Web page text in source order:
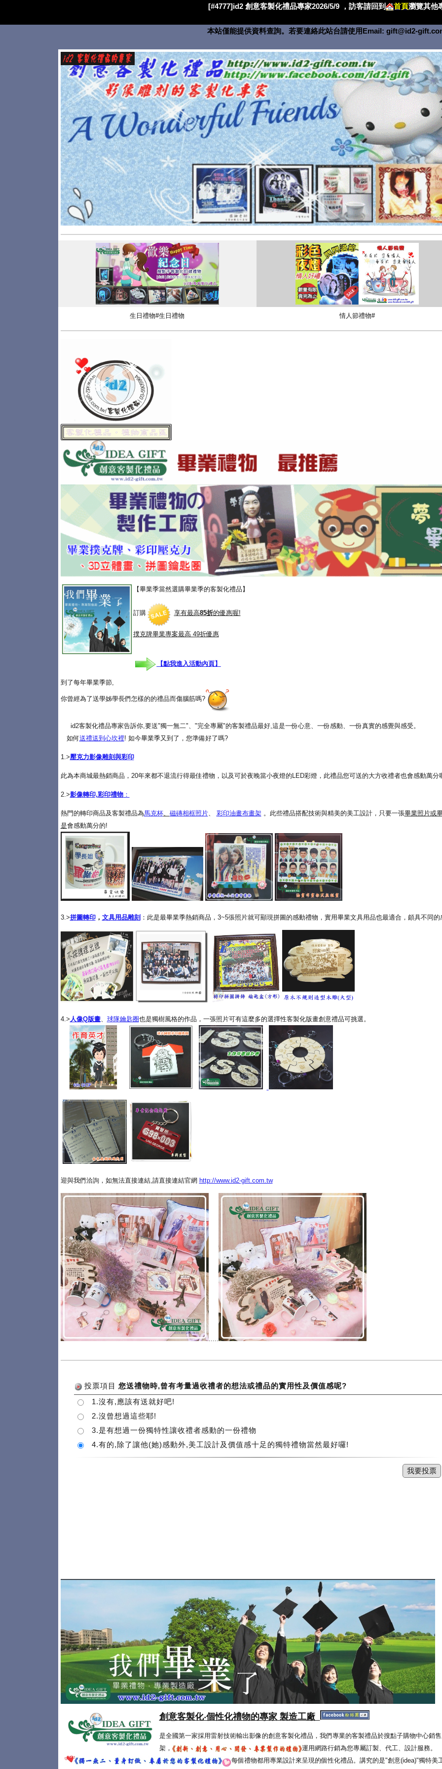
[#4777]id2 創意客製化禮品專家2026/5/9 ，訪客請回到 首頁瀏覽其他
本站僅能提供資料查詢。若要連絡此站台請使用Email: gift@id2-
生日禮物#生日禮物 情人節禮物#
【畢業季當然選購畢業季的客製化禮品】
訂購 享有最高85折的優惠喔!
撲克牌畢業專案最高 49折優惠
【點我進入活動內頁】
到了每年畢業季節,
你曾經為了送學姊學長們怎樣的的禮品而傷腦筋嗎?
id2客製化禮品專家告訴你,要送"獨一無二"、"完全專屬"的客製禮品最好,這是一份心意、一份感動、一份真實的感覺與感受。
如何送禮送到心坎裡! 如今畢業季又到了，您準備好了嗎?
1.>壓克力影像雕刻與彩印
此為本商城最熱銷商品，20年來都不退流行得最佳禮物，以及可於夜晚當小夜燈的LED彩燈，此禮品您可送的大方收禮者也會感動萬分
2.>影像轉印,彩印禮物：
熱門的轉印商品及客製禮品為馬克杯、 磁磚相框照片、 彩印油畫布畫架 。此些禮品搭配技術與精美的美工設計，只要一張畢業照片或
是會感動萬分的!
3.>拼圖轉印， 文具用品雕刻 ：此是最畢業季熱銷商品，3~5張照片就可顯現拼圖的感動禮物，實用畢業文具用品也最適合，頗具不同
4.> 人像Q版畫、 球隊鑰匙圈也是獨樹風格的作品，一張照片可有這麼多的選擇性客製化版畫創意禮品可挑選。
迎與我們洽詢，如無法直接連結,請直接連結官網 http://www.id2-gift.com.tw
.....
創意客製化‧個性化禮物的專家 製造工廠
是全國第一家採用雷射技術輸出影像的創意客製化禮品，我們專業的客製禮品於搜點子購物中心銷
架，
運用網路行銷為您專屬訂製、代工、設計服務。
每個禮物都用專業設計來呈現的個性化禮品。講究的是"創意(idea)"獨特美